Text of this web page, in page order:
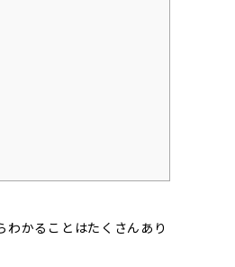
かることはたくさんあり